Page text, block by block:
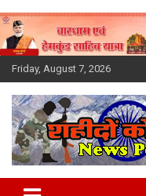
Skip
to
content
Friday, August 7, 2026
Latest